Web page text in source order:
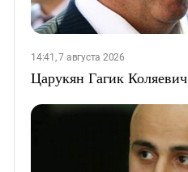
14:41, 7 августа 2026
Царукян Гагик Коляевич